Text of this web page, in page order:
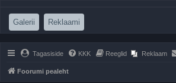
Galerii (Opens a new tab)
Reklaami
Tagasiside KKK Reeglid Reklaam
Foorumi pealeht